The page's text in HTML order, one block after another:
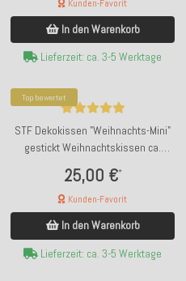
Kunden-Favorit
In den Warenkorb
Lieferzeit: ca. 3-5 Werktage
Top bewertet
STF Dekokissen "Weihnachts-Mini"
gestickt Weihnachtskissen ca.
25,00 €*
Kunden-Favorit
In den Warenkorb
Lieferzeit: ca. 3-5 Werktage